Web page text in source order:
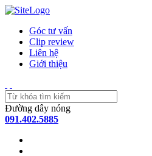
Góc tư vấn
Clip review
Liên hệ
Giới thiệu
Đường dây nóng
091.402.5885